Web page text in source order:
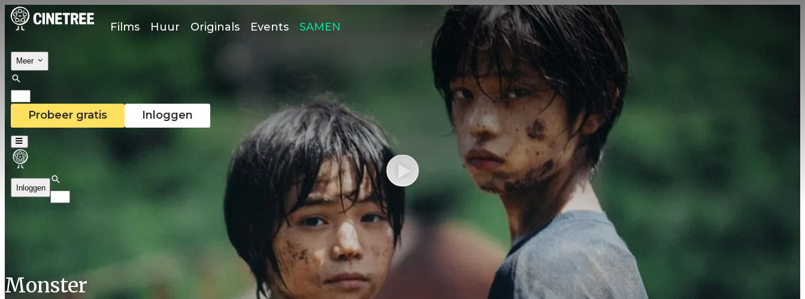
Films Huur Originals Events SAMEN
Meer
Probeer gratis Inloggen
Inloggen
Monster